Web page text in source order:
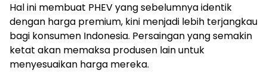
Hal ini membuat PHEV yang sebelumnya identik
dengan harga premium, kini menjadi lebih terjangkau
bagi konsumen Indonesia. Persaingan yang semakin
ketat akan memaksa produsen lain untuk
menyesuaikan harga mereka.